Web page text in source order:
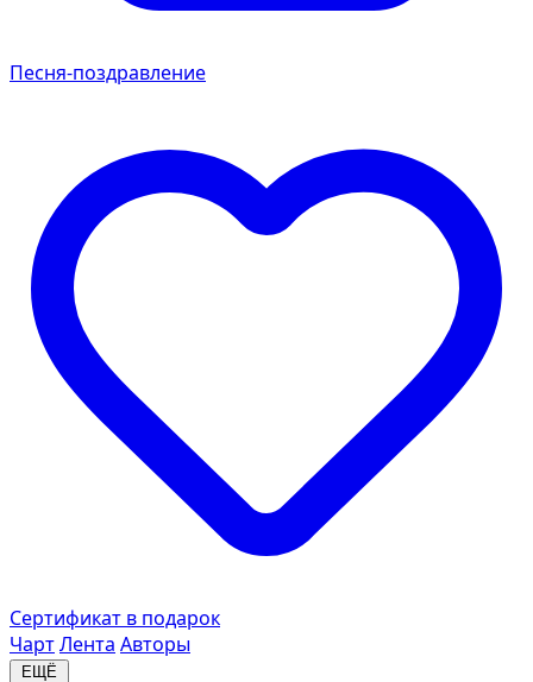
Песня-поздравление
Сертификат в подарок
ЧартЛента Авторы
ЕЩЁ